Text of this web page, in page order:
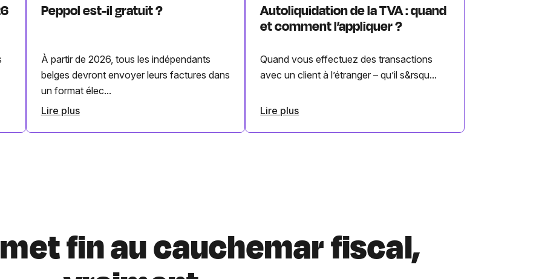
Peppol est-il gratuit ?
À partir de 2026, tous les indépendants
belges devront envoyer leurs factures dans
un format élec...
Lire plus
Autoliquidation de la TVA : quand
et comment l’appliquer ?
Quand vous effectuez des transactions
avec un client à l’étranger – qu’il s&rsqu...
Lire plus
met fin au cauchemar fiscal,